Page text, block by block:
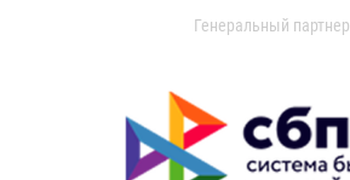
Генеральный партнер